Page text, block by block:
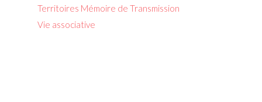
Territoires Mémoire de Transmission
Vie associative